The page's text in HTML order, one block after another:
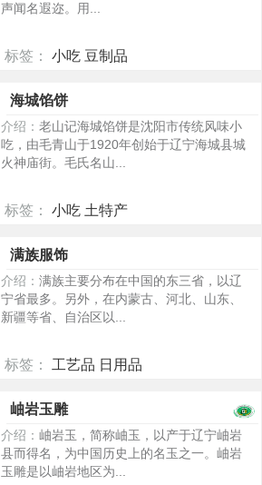
声闻名遐迩。用...
标签： 小吃 豆制品
海城馅饼
介绍： 老山记海城馅饼是沈阳市传统风味小
吃，由毛青山于1920年创始于辽宁海城县城
火神庙街。毛氏名山...
标签： 小吃 土特产
满族服饰
介绍： 满族主要分布在中国的东三省，以辽
宁省最多。另外，在内蒙古、河北、山东、
新疆等省、自治区以...
标签： 工艺品 日用品
岫岩玉雕
介绍： 岫岩玉，简称岫玉，以产于辽宁岫岩
县而得名，为中国历史上的名玉之一。岫岩
玉雕是以岫岩地区为...